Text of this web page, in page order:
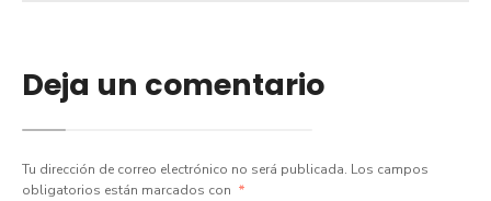
Deja un comentario
Tu dirección de correo electrónico no será publicada. Los campos
obligatorios están marcados con *